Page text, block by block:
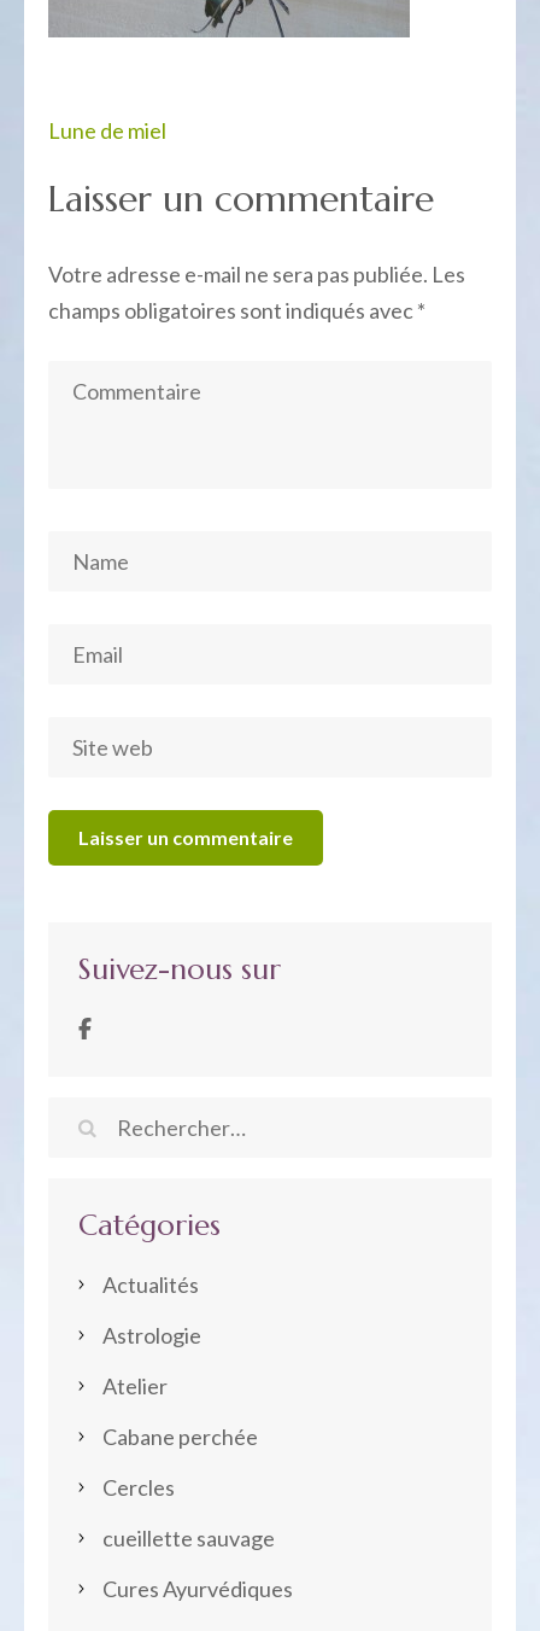
Navigation
l’article
Lune de miel
Laisser un commentaire
Votre adresse e-mail ne sera pas publiée. Les
champs obligatoires sont indiqués avec*
Suivez-nous sur
Rechercher :
Catégories
Actualités
Astrologie
Atelier
Cabane perchée
Cercles
cueillette sauvage
Cures Ayurvédiques